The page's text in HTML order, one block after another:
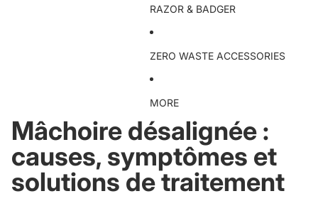
RAZOR & BADGER
ZERO WASTE ACCESSORIES
MORE
Mâchoire désalignée :
causes, symptômes et
solutions de traitement